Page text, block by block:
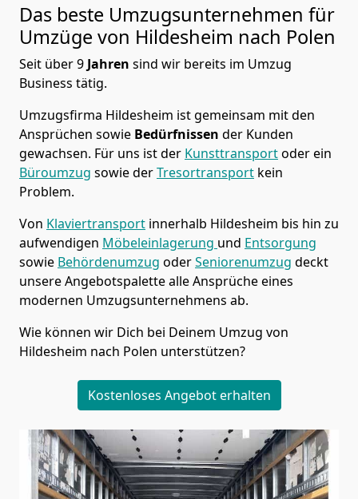
Das beste Umzugsunternehmen für
Umzüge von Hildesheim nach Polen
Seit über9 Jahren sind wir bereits im Umzug
Business tätig.
Umzugsfirma Hildesheim ist gemeinsam mit den
Ansprüchen sowie Bedürfnissen der Kunden
gewachsen. Für uns ist der Kunsttransportoder ein
Büroumzug sowie derTresortransport kein
Problem.
Von Klaviertransport innerhalb Hildesheim bis hin zu
aufwendigen Möbeleinlagerung und Entsorgung
sowie Behördenumzug oderSeniorenumzug deckt
unsere Angebotspalette alle Ansprüche eines
modernen Umzugsunternehmens ab.
Wie können wir Dich bei Deinem Umzug von
Hildesheim nach Polen unterstützen?
Kostenloses Angebot erhalten